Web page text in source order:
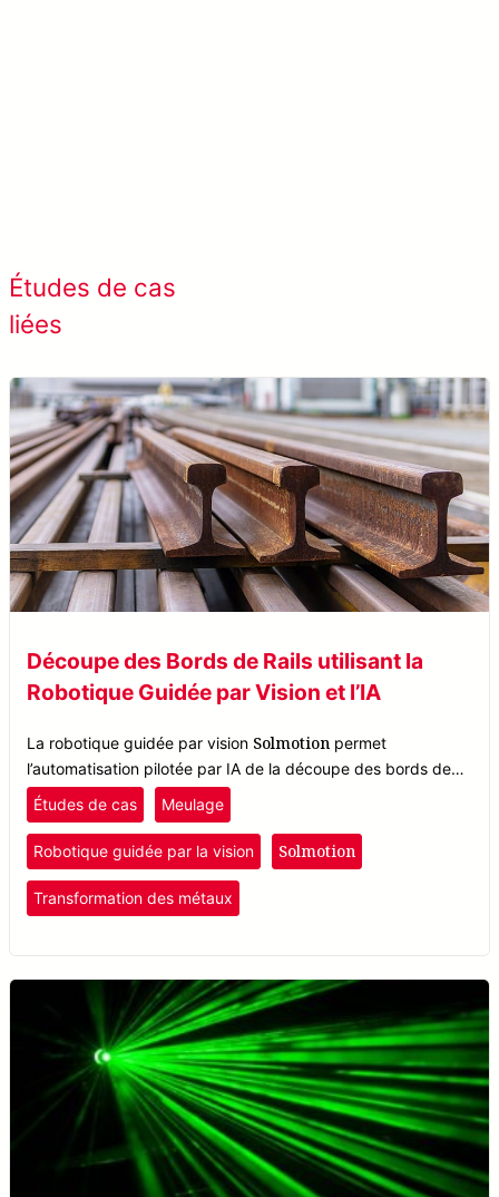
Études de cas
liées
Découpe des Bords de Rails utilisant la
Robotique Guidée par Vision et l’IA
La robotique guidée par vision Solmotion permet
l’automatisation pilotée par IA de la découpe des bords de
rail, améliorant l’efficacité et l’approvisionnement dans la
fabrication ferroviaire.
Études de cas Meulage
Robotique guidée par la vision Solmotion
Transformation des métaux